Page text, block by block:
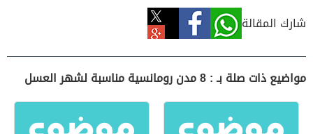
شارك المقالة
مواضيع ذات صلة بـ : 8 مدن رومانسية مناسبة لشهر العسل